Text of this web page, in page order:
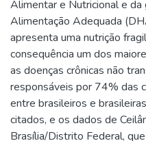
Alimentar e Nutricional e
Alimentação Adequada
apresenta uma nutrição
consequência um dos
as doenças crônicas não
responsáveis por 74% das
entre brasileiros e
citados, e os dados de
Brasília/Distrito Federal,